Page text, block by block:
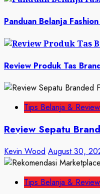
Panduan Belanja
Review Produk Tas
Tips Belanja &
Review Sepatu
Kevin Wood August 30,
Tips Belanja &